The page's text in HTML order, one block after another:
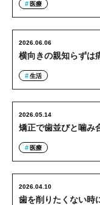
医療
横向きの親知らずは
2026.06.06
生活
矯正で歯並びと噛み
2026.05.14
医療
歯を削りたくない時
2026.04.10